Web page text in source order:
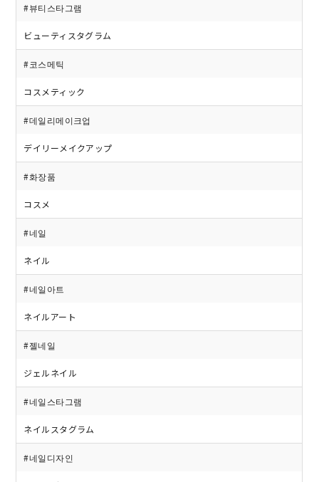
#뷰티스타그램
ビューティスタグラム
#코스메틱
コスメティック
#데일리메이크업
デイリーメイクアップ
#화장품
コスメ
#네일
ネイル
#네일아트
ネイルアート
#젤네일
ジェルネイル
#네일스타그램
ネイルスタグラム
#네일디자인